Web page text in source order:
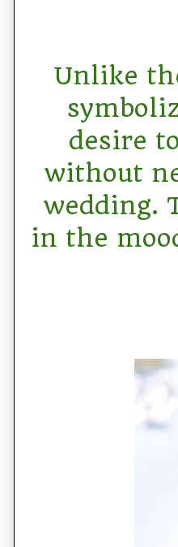
Unlike
desire
without
wedding.
in the